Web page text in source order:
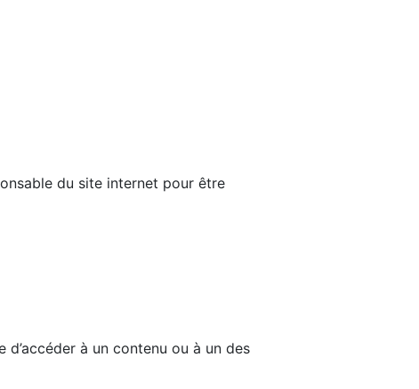
du site internet pour être
à un contenu ou à un des